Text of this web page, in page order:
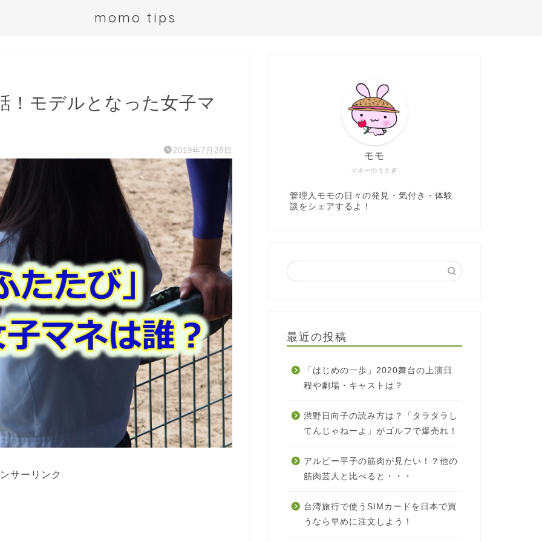
momo tips
！モデルとなった女子マ
2019年7月28日
サーリンク
マネーのうさぎ
モモ
管理人モモの日々の発見・気付き・体験
談をシェアするよ！
最近の投稿
「はじめの一歩」2020舞台の上演日
程や劇場・キャストは？
渋野日向子の読み方は？「タラタラし
てんじゃねーよ」がゴルフで爆売れ！
アルピー平子の筋肉が見たい！？他の
筋肉芸人と比べると・・・
台湾旅行で使うSIMカードを日本で買
うなら早めに注文しよう！